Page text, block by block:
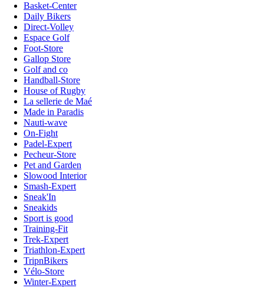
Basket-Center
Daily Bikers
Direct-Volley
Espace Golf
Foot-Store
Gallop Store
Golf and co
Handball-Store
House of Rugby
La sellerie de Maé
Made in Paradis
Nauti-wave
On-Fight
Padel-Expert
Pecheur-Store
Pet and Garden
Slowood Interior
Smash-Expert
Sneak'In
Sneakids
Sport is good
Training-Fit
Trek-Expert
Triathlon-Expert
TripnBikers
Vélo-Store
Winter-Expert